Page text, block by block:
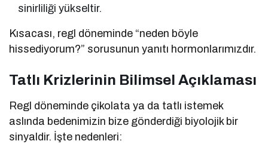
sinirliliği yükseltir.
Kısacası, regl döneminde “neden böyle
hissediyorum?” sorusunun yanıtı hormonlarımızdır.
Tatlı Krizlerinin Bilimsel Açıklaması
Regl döneminde çikolata ya da tatlı istemek
aslında bedenimizin bize gönderdiği biyolojik bir
sinyaldir. İşte nedenleri: